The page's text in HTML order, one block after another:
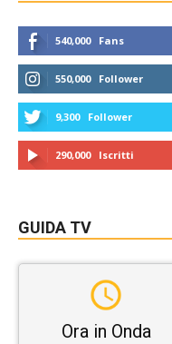
540,000 Fans
550,000 Follower
9,300 Follower
290,000 Iscritti
GUIDA TV
Ora in Onda